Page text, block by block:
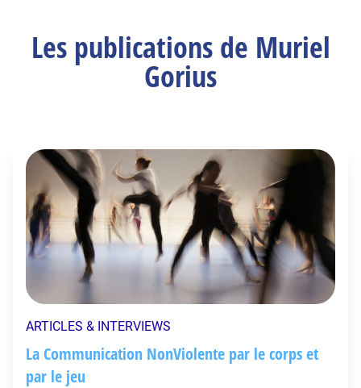
Les publications de Muriel
Gorius
ARTICLES & INTERVIEWS
La Communication NonViolente par le corps et
par le jeu